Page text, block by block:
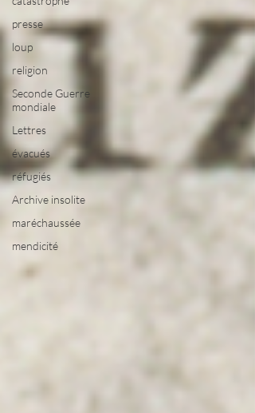
presse
loup
religion
Seconde Guerre
mondiale
Lettres
évacués
réfugiés
Archive insolite
maréchaussée
mendicité